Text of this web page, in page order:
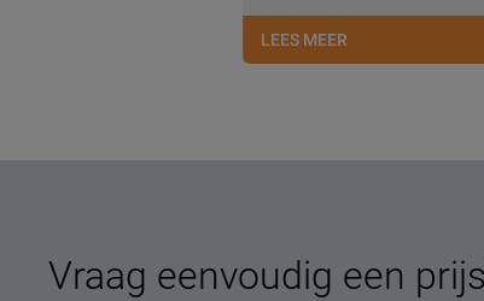
LEES MEER
Vraag eenvoudig een